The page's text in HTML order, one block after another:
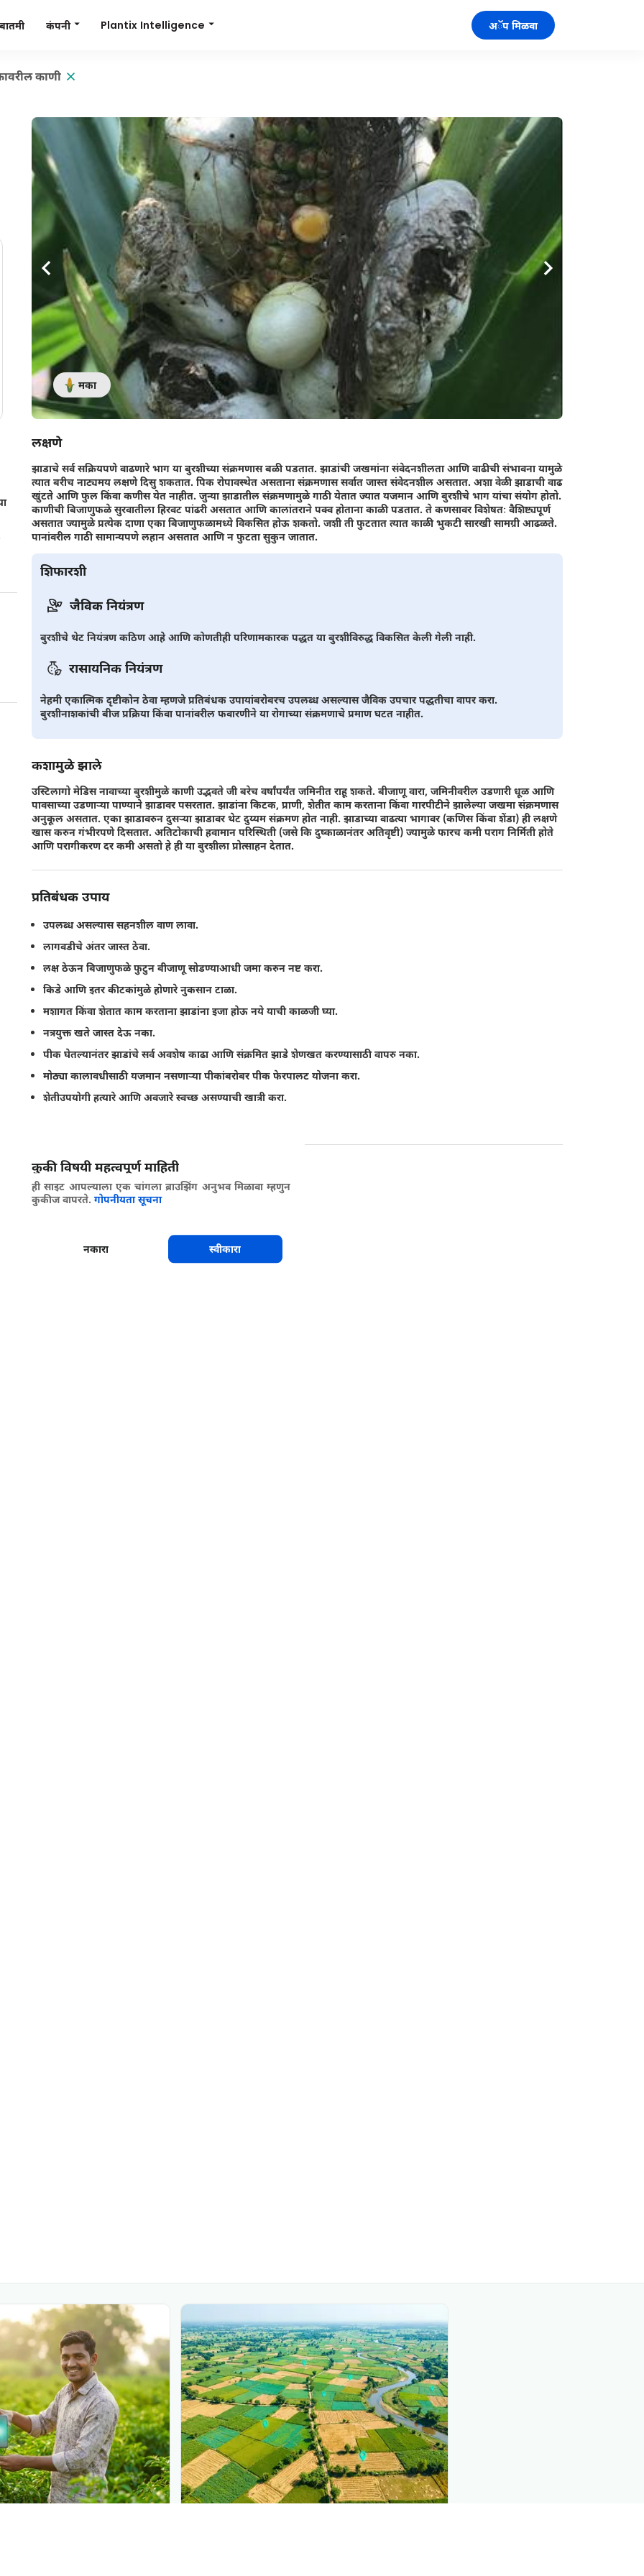
बातमी कंपनी Plantix Intelligence अॅप मिळवा
काणी
मका
लक्षणे
झाडाचे सर्व सक्रियपणे वाढणारे भाग या बुरशीच्या संक्रमणास बळी पडतात. झाडांची जखमांना संवेदनशीलता आणि वाढीची संभावना यामुळे
त्यात बरीच नाट्यमय लक्षणे दिसु शकतात. पिक रोपावस्थेत असताना संक्रमणास सर्वात जास्त संवेदनशील असतात. अशा वेळी झाडाची वाढ
खुंटते आणि फुल किंवा कणीस येत नाहीत. जुन्या झाडातील संक्रमणामुळे गाठी येतात ज्यात यजमान आणि बुरशीचे भाग यांचा संयोग होतो.
काणीची बिजाणुफळे सुरवातीला हिरवट पांढरी असतात आणि कालांतराने पक्व होताना काळी पडतात. ते कणसावर विशेषतः वैशिष्ट्यपूर्ण
असतात ज्यामुळे प्रत्येक दाणा एका बिजाणुफळामध्ये विकसित होऊ शकतो. जशी ती फुटतात त्यात काळी भुकटी सारखी सामग्री आढळते.
पानांवरील गाठी सामान्यपणे लहान असतात आणि न फुटता सुकुन जातात.
शिफारशी
जैविक नियंत्रण
बुरशीचे थेट नियंत्रण कठिण आहे आणि कोणतीही परिणामकारक पद्धत या बुरशीविरुद्ध विकसित केली गेली नाही.
रासायनिक नियंत्रण
नेहमी एकात्मिक दृष्टीकोन ठेवा म्हणजे प्रतिबंधक उपायांबरोबरच उपलब्ध असल्यास जैविक उपचार पद्धतीचा वापर करा.
बुरशीनाशकांची बीज प्रक्रिया किंवा पानांवरील फवारणीने या रोगाच्या संक्रमणाचे प्रमाण घटत नाहीत.
कशामुळे झाले
उस्टिलागो मेडिस नावाच्या बुरशीमुळे काणी उद्भवते जी बरेच वर्षांपर्यंत जमिनीत राहू शकते. बीजाणू वारा, जमिनीवरील उडणारी धूळ आणि
पावसाच्या उडणार्‍या पाण्याने झाडावर पसरतात. झाडांना किटक, प्राणी, शेतीत काम करताना किंवा गारपीटीने झालेल्या जखमा संक्रमणास
अनुकूल असतात. एका झाडावरुन दुसर्‍या झाडावर थेट दुय्यम संक्रमण होत नाही. झाडाच्या वाढत्या भागावर (कणिस किंवा शेंडा) ही लक्षणे
खास करुन गंभीरपणे दिसतात. अतिटोकाची हवामान परिस्थिती (जसे कि दुष्काळानंतर अतिवृष्टी) ज्यामुळे फारच कमी पराग निर्मिती होते
आणि परागीकरण दर कमी असतो हे ही या बुरशीला प्रोत्साहन देतात.
प्रतिबंधक उपाय
उपलब्ध असल्यास सहनशील वाण लावा.
लागवडीचे अंतर जास्त ठेवा.
लक्ष ठेऊन बिजाणुफळे फुटुन बीजाणू सोडण्याआधी जमा करुन नष्ट करा.
किडे आणि इतर कीटकांमुळे होणारे नुकसान टाळा.
मशागत किंवा शेतात काम करताना झाडांना इजा होऊ नये याची काळजी घ्या.
नत्रयुक्त खते जास्त देऊ नका.
पीक घेतल्यानंतर झाडांचे सर्व अवशेष काढा आणि संक्रमित झाडे शेणखत करण्यासाठी वापरु नका.
मोठ्या कालावधीसाठी यजमान नसणार्‍या पीकांबरोबर पीक फेरपालट योजना करा.
शेतीउपयोगी हत्यारे आणि अवजारे स्वच्छ असण्याची खात्री करा.
सामायिक करा
कुकी विषयी महत्वपूर्ण माहिती
ही साइट आपल्याला एक चांगला ब्राउझिंग अनुभव मिळावा म्हणुन
कुकीज वापरते. गोपनीयता सूचना
नकारा स्वीकारा